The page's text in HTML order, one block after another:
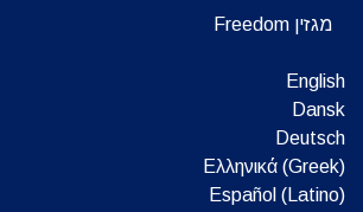
מגזין Freedom
English
Dansk
Deutsch
Ελληνικά (Greek)
Español (Latino)